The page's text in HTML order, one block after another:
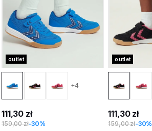
outlet
+4
111,30 zł
159,00 zł-30%
outlet
111,30 zł
159,00 zł-30%